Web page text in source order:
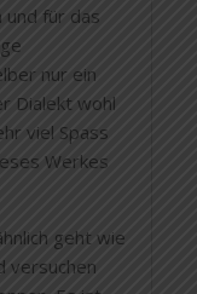
und für das
nur ein
Dialekt wohl
viel Spass
Werkes
geht wie
versuchen